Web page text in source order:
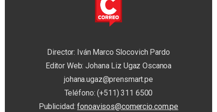
Director: Iván Marco Slocovich Pardo
Editor Web: Johana Liz Ugaz Oscanoa
johana.ugaz@prensmart.pe
Teléfono: (+511) 311 6500
Publicidad:fonoavisos@comercio.com.pe